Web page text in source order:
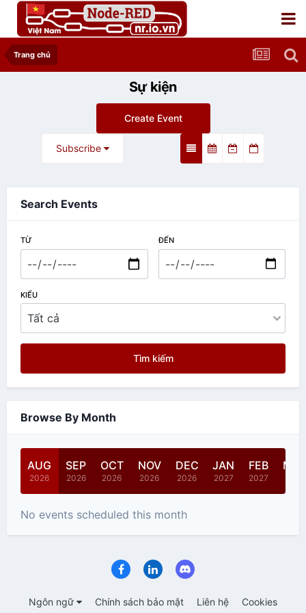
Trang chủ
Sự kiện
Create Event
Subscribe
Search Events
TỪ ĐẾN
KIỂU
Tìm kiếm
Browse By Month
AUG
2026
SEP
2026
OCT
2026
NOV
2026
DEC
2026
JAN
2027
FEB
2027
MAR
No events scheduled this month
Ngôn ngữ Chính sách bảo mật Liên hệ Cookies